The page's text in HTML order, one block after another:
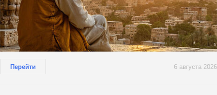
Перейти 6 августа 2026